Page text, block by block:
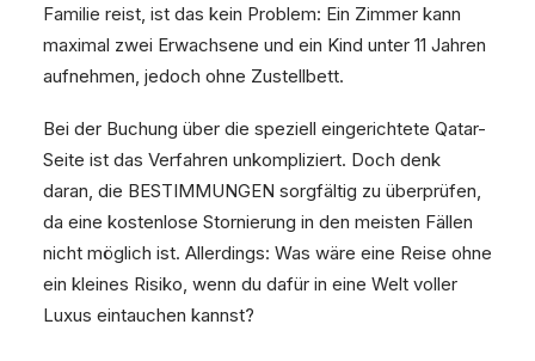
Familie reist, ist das kein Problem: Ein Zimmer kann
maximal zwei Erwachsene und ein Kind unter 11 Jahren
aufnehmen, jedoch ohne Zustellbett.
Bei der Buchung über die speziell eingerichtete Qatar-
Seite ist das Verfahren unkompliziert. Doch denk
daran, die BESTIMMUNGEN sorgfältig zu überprüfen,
da eine kostenlose Stornierung in den meisten Fällen
nicht möglich ist. Allerdings: Was wäre eine Reise ohne
ein kleines Risiko, wenn du dafür in eine Welt voller
Luxus eintauchen kannst?